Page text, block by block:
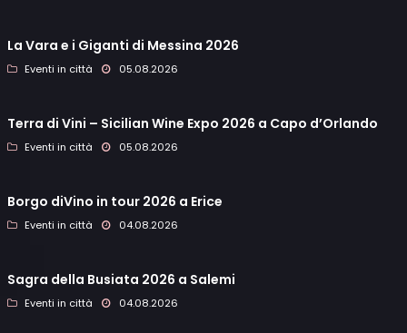
La Vara e i Giganti di Messina 2026
Eventi in città 05.08.2026
Terra di Vini – Sicilian Wine Expo 2026 a Capo d’Orlando
Eventi in città 05.08.2026
Borgo diVino in tour 2026 a Erice
Eventi in città 04.08.2026
Sagra della Busiata 2026 a Salemi
Eventi in città 04.08.2026